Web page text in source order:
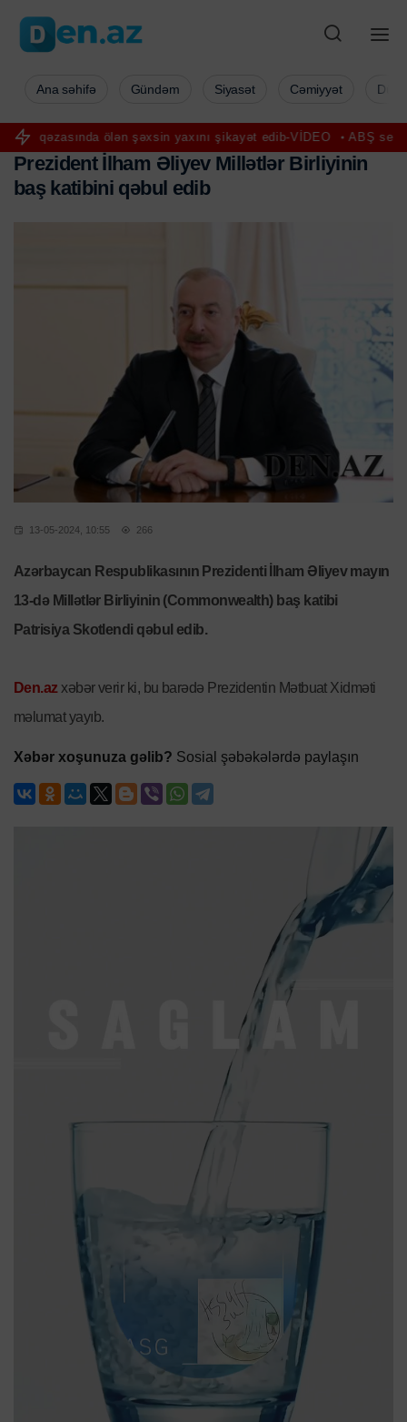
ölən şəxsin yaxını şikayət edib-VİDEO ABŞ senatorları
Ana səhifə Gündəm Siyasət Cəmiyyət
Prezident İlham Əliyev Millətlər Birliyinin
baş katibini qəbul edib
13-05-2024, 10:55 266
Azərbaycan Respublikasının Prezidenti İlham Əliyev mayın
13-də Millətlər Birliyinin (Commonwealth) baş katibi
Patrisiya Skotlendi qəbul edib.
Den.az xəbər verir ki, bu barədə Prezidentin Mətbuat Xidməti
məlumat yayıb.
Xəbər xoşunuza gəlib? Sosial şəbəkələrdə paylaşın